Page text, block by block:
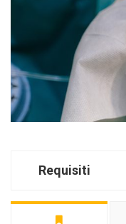
Requisiti